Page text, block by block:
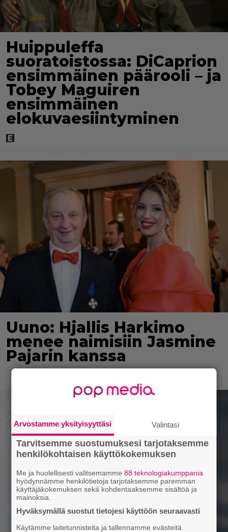
Huippuleffa
suoratoistossa: DiCaprion
ensimmäinen päärooli – ja
Tobey Maguiren
ensimmäinen
elokuvaesiintyminen
Uuno: Hjallis Harkimo
menee naimisiin Jasmine
Pajarin kanssa
Arvostamme yksityisyyttäsi Valintasi
Tarvitsemme suostumuksesi tarjotaksemme
henkilökohtaisen käyttökokemuksen
Me ja huolellisesti valitsemamme88 teknologiakumppania
hyödynnämme henkilötietoja tarjotaksemme paremman
käyttäjäkokemuksen sekä kohdentaaksemme sisältöä ja
mainoksia.
Hyväksymällä suostut tietojesi käyttöön seuraavasti
Käytämme laitetunnisteita ja tallennamme evästeitä